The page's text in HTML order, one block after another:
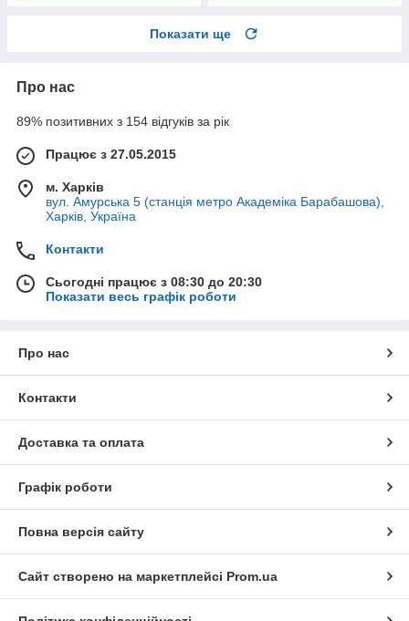
Показати ще
Про нас
89% позитивних з 154 відгуків за рік
Працює з 27.05.2015
м. Харків
вул. Амурська 5 (станція метро Академіка Барабашова),
Харків, Україна
Контакти
Сьогодні працює з 08:30 до 20:30
Показати весь графік роботи
Про нас
Контакти
Доставка та оплата
Графік роботи
Повна версія сайту
Сайт створено на маркетплейсі Prom.ua